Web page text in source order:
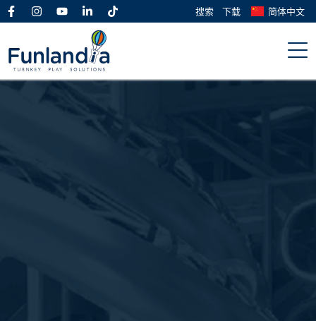
搜索 下载 简体中文